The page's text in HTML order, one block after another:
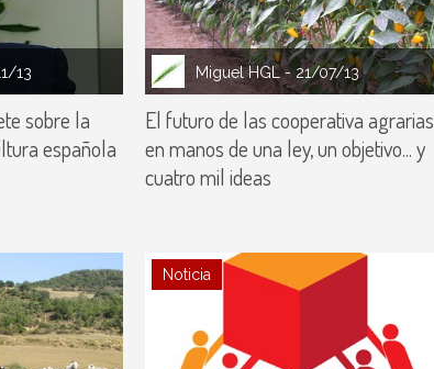
13
sobre la
española
Miguel HGL - 21/07/13
El futuro de las cooperativa agrarias
en manos de una ley, un objetivo... y
cuatro mil ideas
Noticia